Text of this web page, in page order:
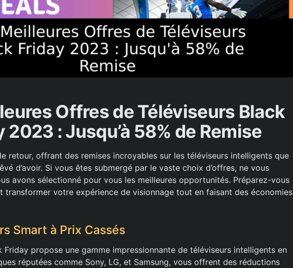
Offres de Téléviseurs Black
2023 : Jusqu’à 58% de Remise
retour, offrant des remises incroyables sur les téléviseurs intelligents que
d’avoir. Si vous êtes submergé par le vaste choix d’offres, ne vous
avons sélectionné pour vous les meilleures opportunités. Préparez-vous
transformer votre expérience de visionnage tout en faisant des économies
Smart à Prix Cassés
Friday propose une gamme impressionnante de téléviseurs intelligents en
réputées comme Sony, LG, et Samsung, vous offrent des réductions